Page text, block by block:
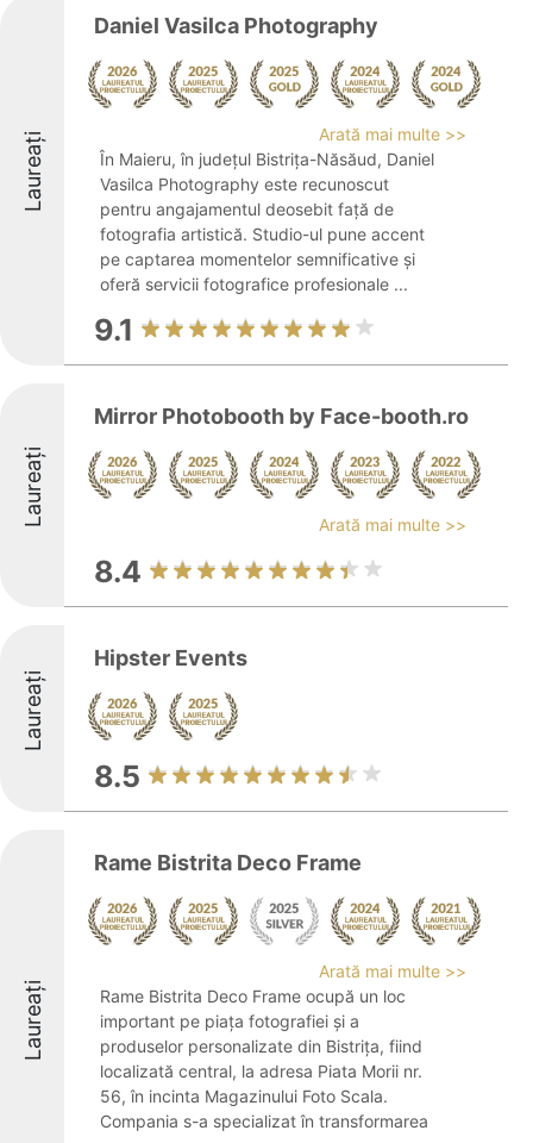
Laureați
Daniel Vasilca Photography
Arată mai multe >>
În Maieru, în județul Bistrița-Năsăud, Daniel
Vasilca Photography este recunoscut
pentru angajamentul deosebit față de
fotografia artistică. Studio-ul pune accent
pe captarea momentelor semnificative și
oferă servicii fotografice profesionale ...
9.1
Laureați
Mirror Photobooth by Face-booth.ro
Arată mai multe >>
8.4
Laureați
Hipster Events
8.5
Laureați
Rame Bistrita Deco Frame
Arată mai multe >>
Rame Bistrita Deco Frame ocupă un loc
important pe piața fotografiei și a
produselor personalizate din Bistrița, fiind
localizată central, la adresa Piata Morii nr.
56, în incinta Magazinului Foto Scala.
Compania s-a specializat în transformarea